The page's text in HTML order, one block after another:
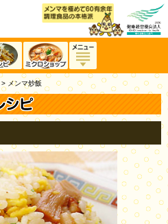
> メンマ炒飯